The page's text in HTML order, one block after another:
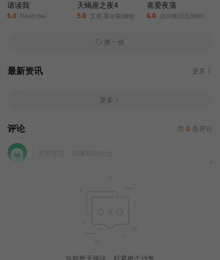
请读我
6.0 Read me/
天蝎座之夜4
5.0 艾玻·塞尔索/撒哈拉·伯纳莱斯/阿尔比·卡西诺/Marco Mora/
喜爱夜蒲
6.0 连诗雅/沈志明/何佩瑜/陈柏宇/
换一换
最新资讯 更多
更多
评论 共 0 条评论
当前暂无评论，赶紧抢个沙发